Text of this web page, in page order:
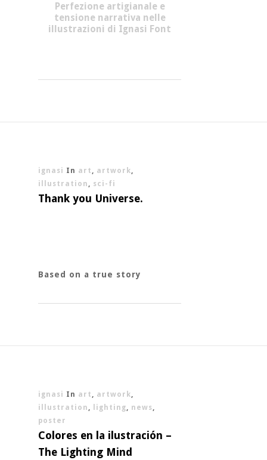
Perfezione artigianale e
tensione narrativa nelle
illustrazioni di Ignasi Font
ignasi In art , artwork,
illustration , sci-fi
Thank you Universe.
Based on a true story
ignasi In art , artwork,
illustration , lighting, news ,
poster
Colores en la ilustración –
The Lighting Mind